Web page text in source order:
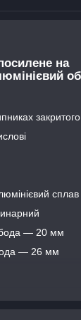
на
закритого
сплав
— 20 мм
— 26 мм